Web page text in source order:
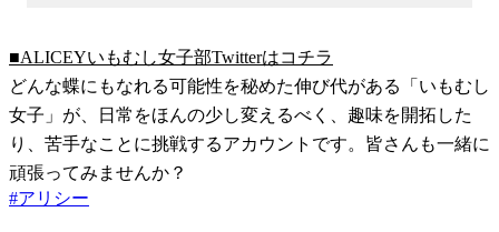
■ALICEYいもむし女子部Twitterはコチラ
どんな蝶にもなれる可能性を秘めた伸び代がある「いもむし
女子」が、日常をほんの少し変えるべく、趣味を開拓した
り、苦手なことに挑戦するアカウントです。皆さんも一緒に
頑張ってみませんか？
#アリシー